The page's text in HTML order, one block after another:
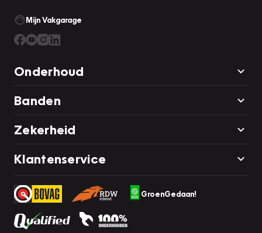
Mijn Vakgarage
Onderhoud
Banden
Zekerheid
Klantenservice
GroenGedaan!